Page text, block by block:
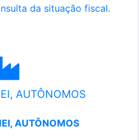
da situação fiscal.
AUTÔNOMOS
AUTÔNOMOS